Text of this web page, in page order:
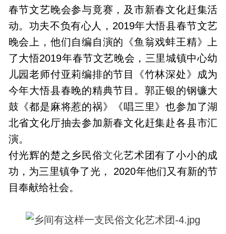
春节文艺晚会参与竟赛，及市新春文化赶集活
动。功夫不负有心人，2019年大悟县春节文艺
晚会上，他们自编自演的《鱼翁戏蚌王精》上
了大悟2019年春节文艺晚会，三里城镇中心幼
儿园老师付亚莉编排的节目《竹林深处》成为
今年大悟县春晚的精典节目。郭正银的钢镰大
鼓《都是麻将惹的祸》《唱三里》也参加了湖
北省文化厅抽去参加新春文化赶集赴各县市汇
演。
付光辉的楚之乡民俗文化艺术团有了小小的成
功，为三里镇争了光， 2020年他们又有新的节
目奉献给社会。